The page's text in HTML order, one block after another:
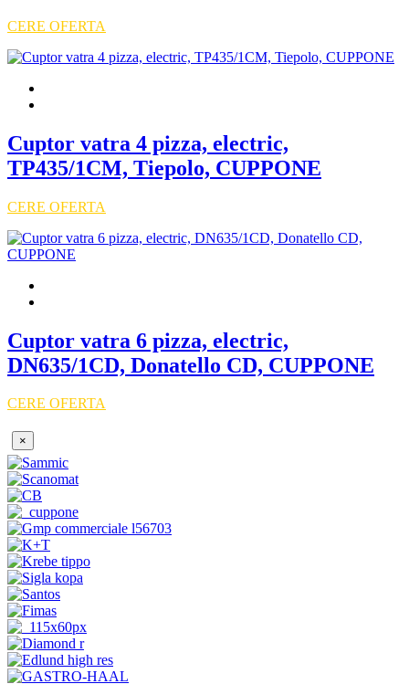
CERE OFERTA
Cuptor vatra 4 pizza, electric,
TP435/1CM, Tiepolo, CUPPONE
CERE OFERTA
Cuptor vatra 6 pizza, electric,
DN635/1CD, Donatello CD, CUPPONE
CERE OFERTA
×